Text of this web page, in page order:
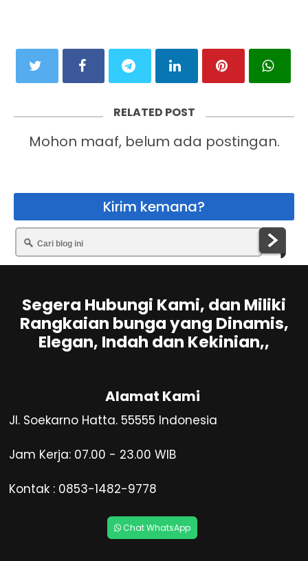
RELATED POST
Mohon maaf, belum ada postingan.
Kirim kemana?
Segera Hubungi Kami, dan Miliki
Rangkaian bunga yang Dinamis,
Elegan, Indah dan Kekinian,,
Alamat Kami
Jl. Soekarno Hatta. 55555 Indonesia
Jam Kerja: 07.00 - 23.00 WIB
Kontak : 0853-1482-9778
Chat WhatsApp